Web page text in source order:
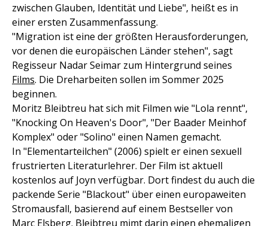
zwischen Glauben, Identität und Liebe", heißt es in
einer ersten Zusammenfassung.
"Migration ist eine der größten Herausforderungen,
vor denen die europäischen Länder stehen", sagt
Regisseur Nadar Seimar zum Hintergrund seines
Films. Die Dreharbeiten sollen im Sommer 2025
beginnen.
Moritz Bleibtreu hat sich mit Filmen wie "Lola rennt",
"Knocking On Heaven's Door", "Der Baader Meinhof
Komplex" oder "Solino" einen Namen gemacht.
In "Elementarteilchen" (2006) spielt er einen sexuell
frustrierten Literaturlehrer. Der Film ist aktuell
kostenlos auf Joyn verfügbar. Dort findest du auch die
packende Serie "Blackout" über einen europaweiten
Stromausfall, basierend auf einem Bestseller von
Marc Elsberg. Bleibtreu mimt darin einen ehemaligen